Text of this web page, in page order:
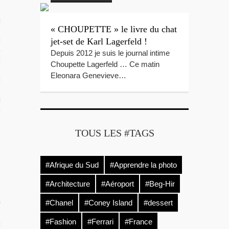
Polynésie
VIDÉOS
LOCAUX
DE BEG-HIR
EN FAMILLE : LE LIVRE
SUR L’ÉQUIPAGE DE BEG-HIR
« CHOUPETTE » le livre du chat
jet-set de Karl Lagerfeld !
Depuis 2012 je suis le journal intime
Choupette Lagerfeld … Ce matin
Eleonara Genevieve…
TOUS LES #TAGS
#Afrique du Sud #Apprendre la photo
#Architecture #Aéroport #Beg-Hir
#Chanel #Coney Island #dessert
#Fashion #Ferrari #France